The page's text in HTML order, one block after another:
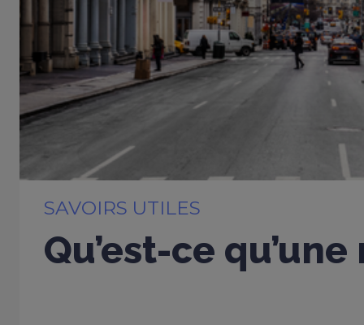
SAVOIRS UTILES
Qu’est-ce